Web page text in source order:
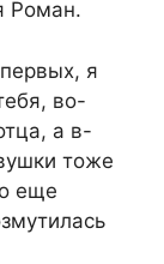
Роман.
я
во-
а в-
тоже
еще